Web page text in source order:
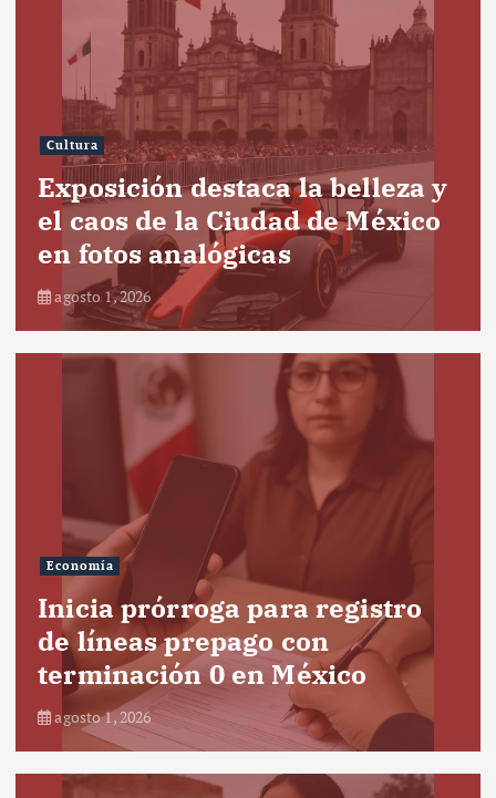
Cultura
Exposición destaca la belleza y
el caos de la Ciudad de México
en fotos analógicas
agosto 1, 2026
Economía
Inicia prórroga para registro
de líneas prepago con
terminación 0 en México
agosto 1, 2026